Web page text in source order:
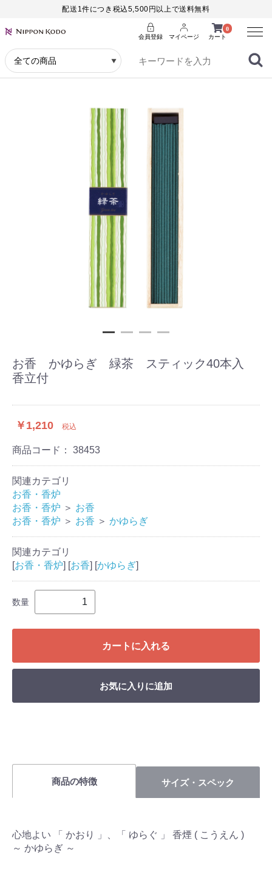
配送1件につき税込5,500円以上で送料無料
0
カート
会員登録 マイページ
Menu
お香 かゆらぎ 緑茶 スティック40本入
香立付
￥1,210 税込
商品コード： 38453
関連カテゴリ
お香・香炉
お香・香炉 ＞ お香
お香・香炉 ＞ お香 ＞ かゆらぎ
関連カテゴリ
[お香・香炉] [お香] [かゆらぎ]
数量
カートに入れる
お気に入りに追加
商品の特徴 サイズ・スペック
心地よい 「 かおり 」、「 ゆらぐ 」 香煙 ( こうえん )
～ かゆらぎ ～